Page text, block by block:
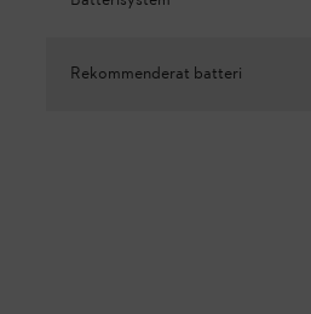
Rekommenderat batteri